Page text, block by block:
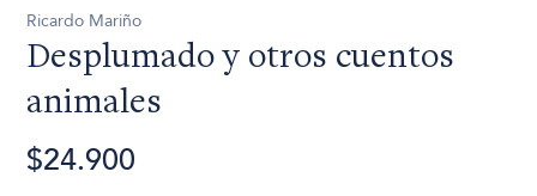
Ricardo Mariño
Desplumado y otros cuentos
animales
$24.900